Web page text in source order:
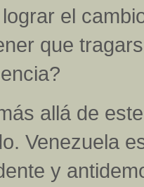
el
que
allá de
Venezuela
y